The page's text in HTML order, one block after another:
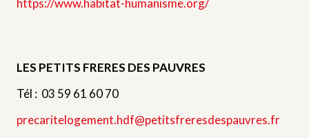
https://www.habitat-humanisme.org/
LES PETITS FRERES DES PAUVRES
Tél : 03 59 61 60 70
precaritelogement.hdf@petitsfreresdespauvres.fr